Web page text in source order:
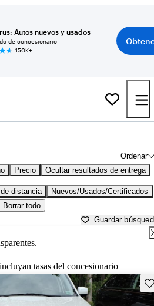
Autos nuevos y usados
de concesionario
150K+
Ordenar
Precio Ocultar resultados de entrega
distancia
Nuevos/Usados/Certificados
Borrar todo
Guardar
tasas del concesionario